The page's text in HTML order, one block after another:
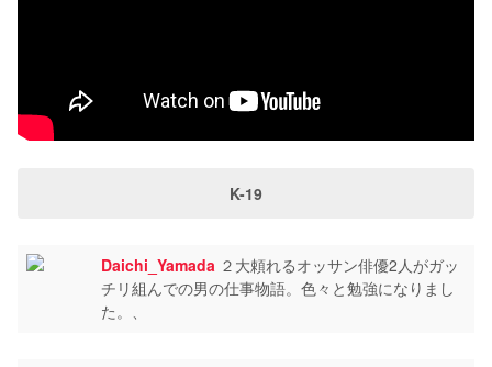
K-19
Daichi_Yamada ２大頼れるオッサン俳優2人がガッ
チリ組んでの男の仕事物語。色々と勉強になりまし
た。、